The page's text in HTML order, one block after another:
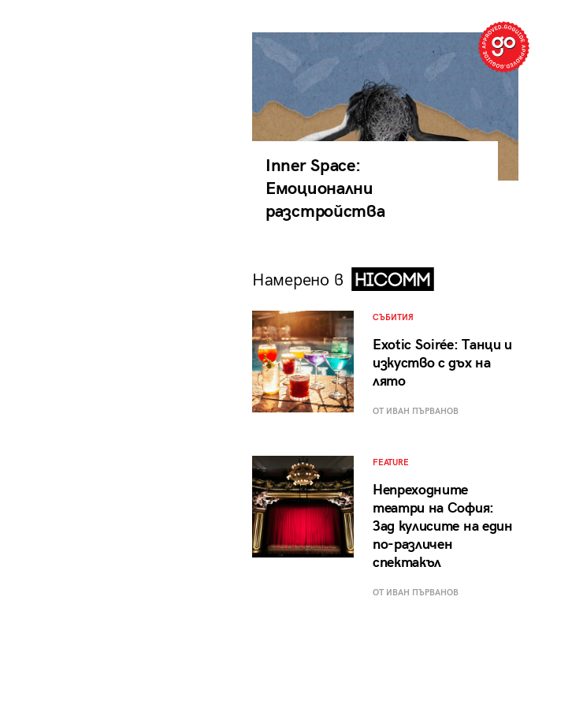
Inner Space:
Емоционални
разстройства
Намерено в
СЪБИТИЯ
Exotic Soirée: Танци и
изкуство с дъх на
лято
ОТ ИВАН ПЪРВАНОВ
FEATURE
Непреходните
театри на София:
Зад кулисите на един
по-различен
спектакъл
ОТ ИВАН ПЪРВАНОВ